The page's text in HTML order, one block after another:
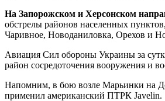
На Запорожском и Херсонском
обстрелы районов населенных
Чаривное, Новоданиловка, Орехов и
Авиация Сил обороны Украины за
район сосредоточения вооружения и
Напомним, в бою возле Марьинки на
применил американский ПТРК Javelin.